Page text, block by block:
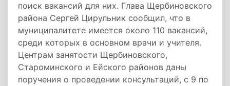
поиск вакансий для них. Глава Щербиновского
района Сергей Цирульник сообщил, что в
муниципалитете имеется около 110 вакансий,
среди которых в основном врачи и учителя.
Центрам занятости Щербиновского,
Староминского и Ейского районов даны
поручения о проведении консультаций, с 9 по